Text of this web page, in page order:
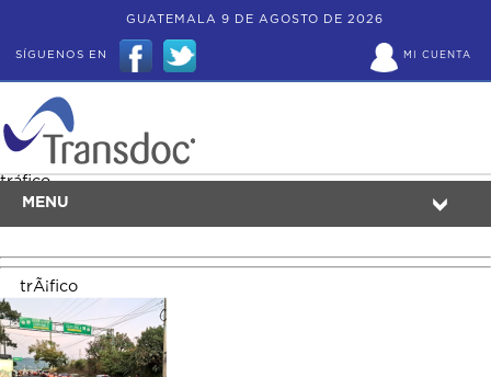
GUATEMALA 9 DE AGOSTO DE 2026
MI CUENTA
SÍGUENOS EN
MENU
tráfico
trÃ¡fico